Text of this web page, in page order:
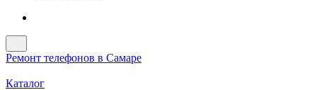
Ремонт телефонов в Самаре
Каталог